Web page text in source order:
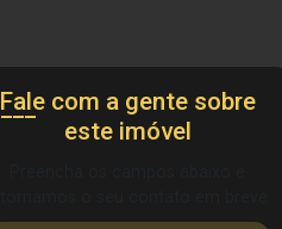
Fale com a gente sobre
este imóvel